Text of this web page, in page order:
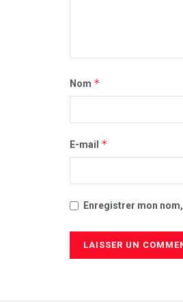
Nom *
E-mail *
Enregistrer mon